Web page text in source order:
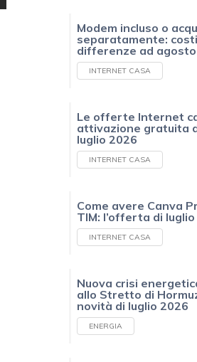
Modem incluso o
separatamente:
differenze ad
INTERNET CASA
Le offerte Internet
attivazione gratuita
luglio 2026
INTERNET CASA
Come avere Canva
TIM: l’offerta di
INTERNET CASA
Nuova crisi
allo Stretto di
novità di luglio 2026
ENERGIA